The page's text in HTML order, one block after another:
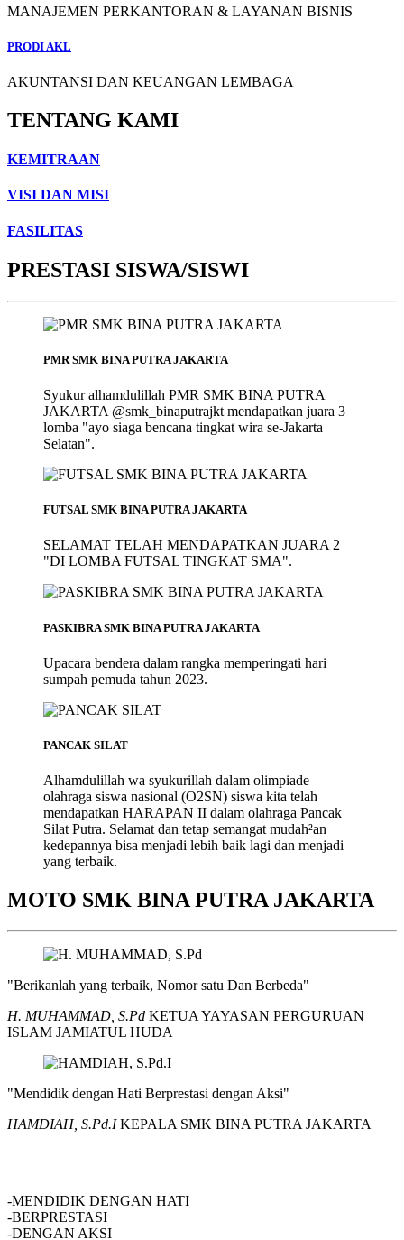
MANAJEMEN PERKANTORAN & LAYANAN BISNIS
PRODI AKL
AKUNTANSI DAN KEUANGAN LEMBAGA
TENTANG KAMI
KEMITRAAN
VISI DAN MISI
FASILITAS
PRESTASI SISWA/SISWI
PMR SMK BINA PUTRA JAKARTA
Syukur alhamdulillah PMR SMK BINA PUTRA
JAKARTA @smk_binaputrajkt mendapatkan juara 3
lomba "ayo siaga bencana tingkat wira se-Jakarta
Selatan".
FUTSAL SMK BINA PUTRA JAKARTA
SELAMAT TELAH MENDAPATKAN JUARA 2
"DI LOMBA FUTSAL TINGKAT SMA".
PASKIBRA SMK BINA PUTRA JAKARTA
Upacara bendera dalam rangka memperingati hari
sumpah pemuda tahun 2023.
PANCAK SILAT
Alhamdulillah wa syukurillah dalam olimpiade
olahraga siswa nasional (O2SN) siswa kita telah
mendapatkan HARAPAN II dalam olahraga Pancak
Silat Putra. Selamat dan tetap semangat mudah²an
kedepannya bisa menjadi lebih baik lagi dan menjadi
yang terbaik.
MOTO SMK BINA PUTRA JAKARTA
"Berikanlah yang terbaik, Nomor satu Dan Berbeda"
H. MUHAMMAD, S.Pd KETUA YAYASAN PERGURUAN
ISLAM JAMIATUL HUDA
"Mendidik dengan Hati Berprestasi dengan Aksi"
HAMDIAH, S.Pd.IKEPALA SMK BINA PUTRA JAKARTA
-MENDIDIK DENGAN HATI
-BERPRESTASI
-DENGAN AKSI